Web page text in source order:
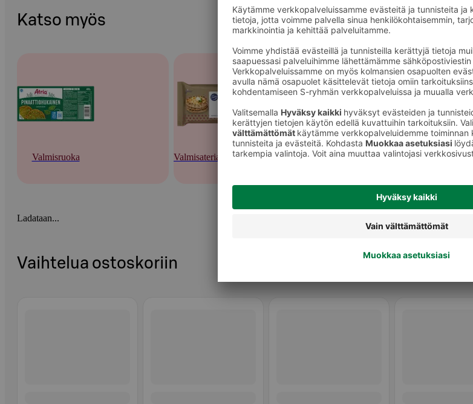
Katso myös
Valmisruoka Valmisateriat ja -keitot Muu valmisruoka
Ladataan...
Vaihtelua ostoskoriin